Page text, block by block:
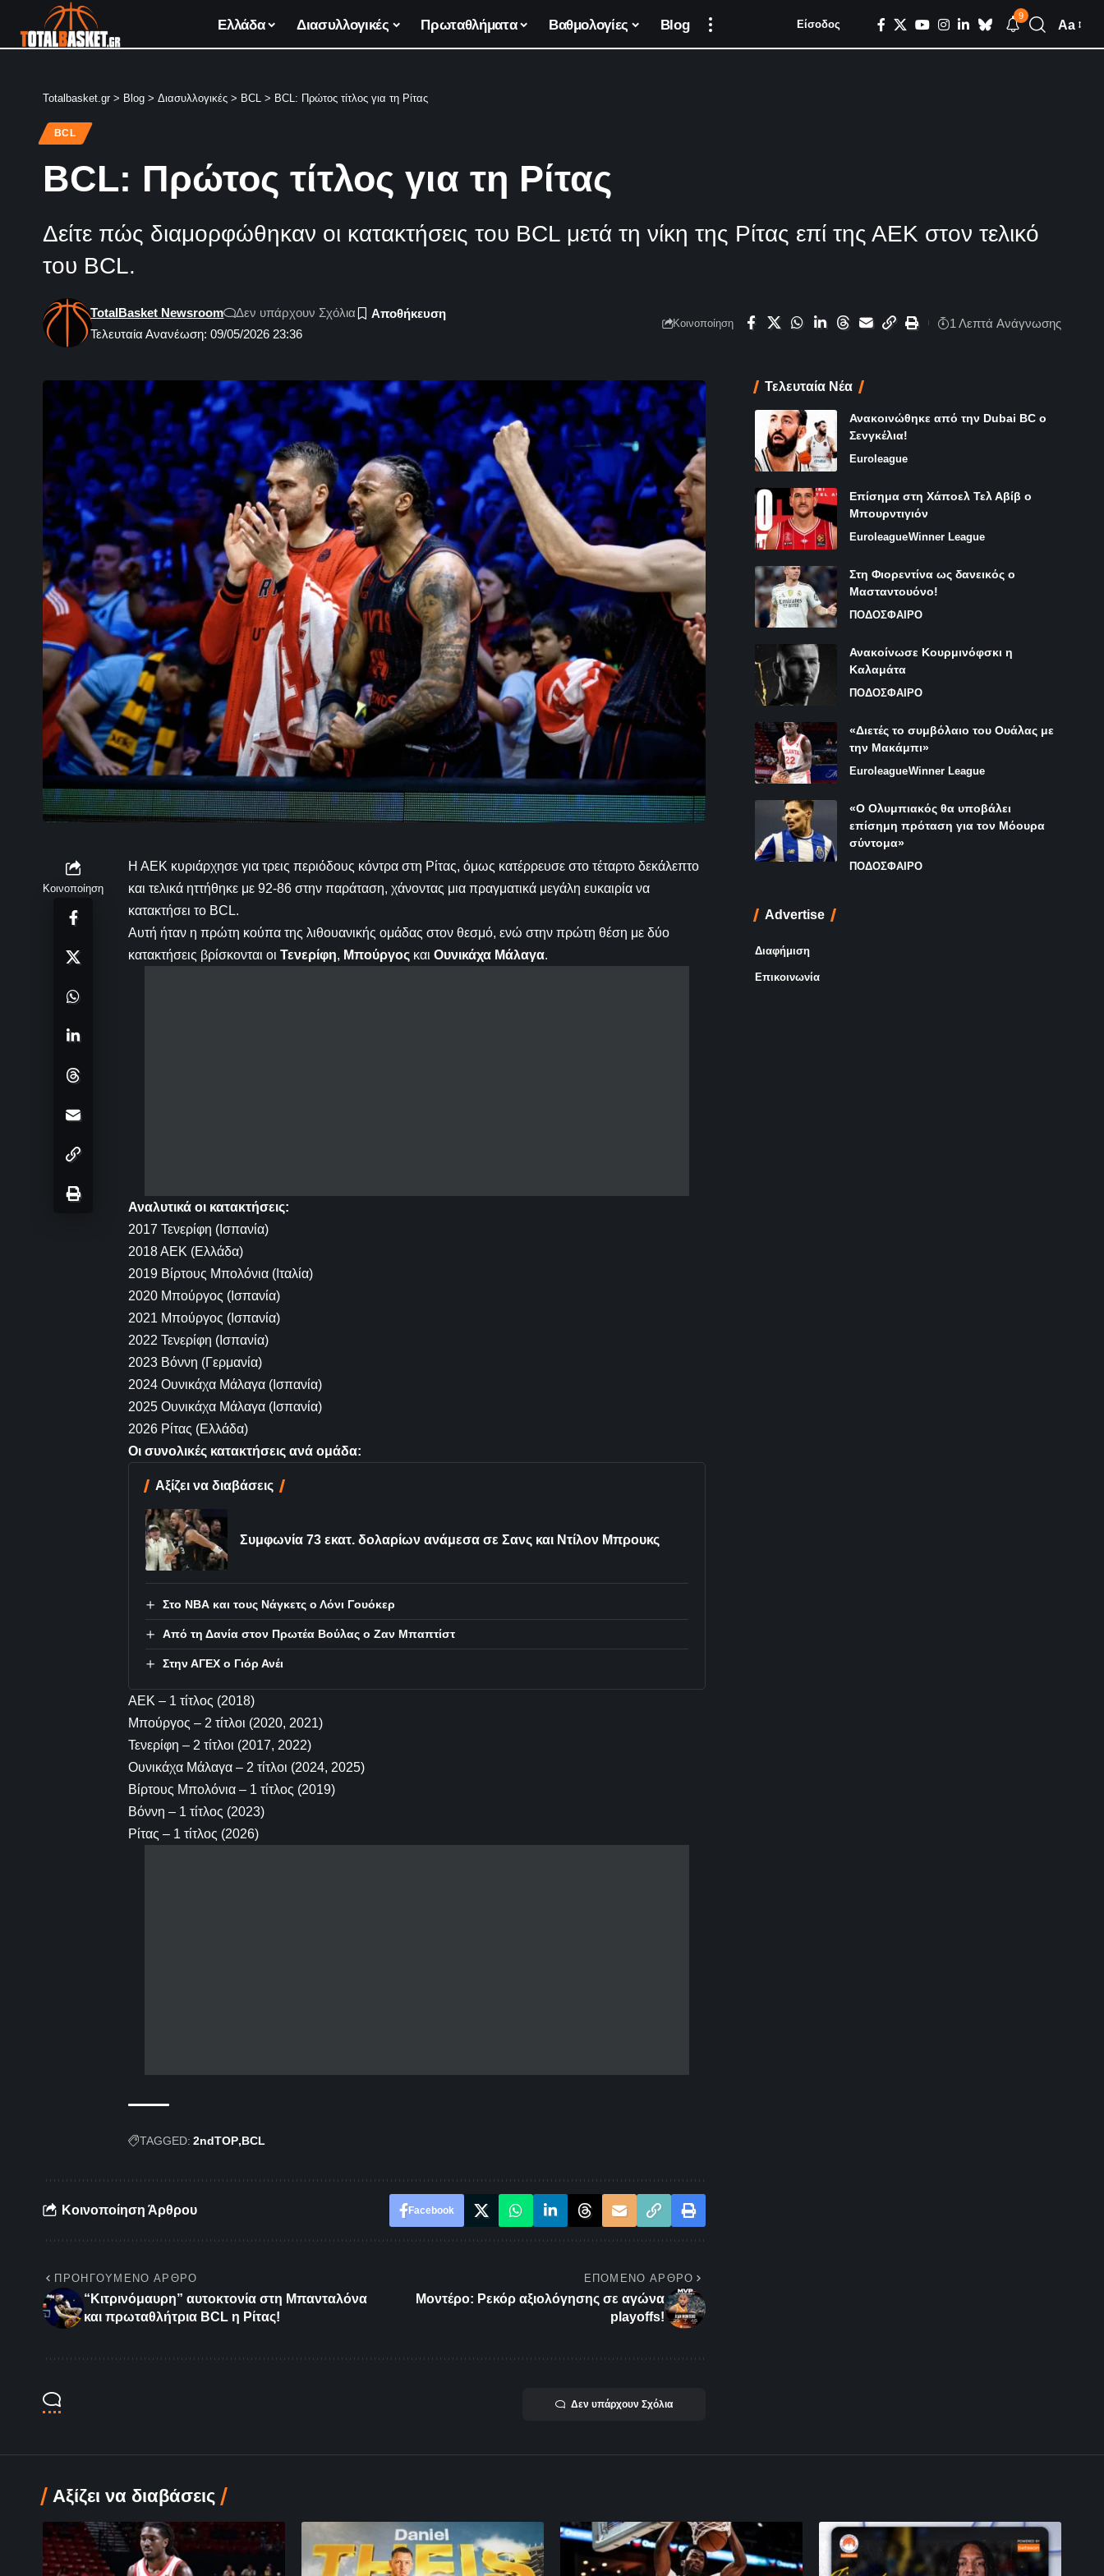
Ελλάδα Διασυλλογικές Πρωταθλήματα Βαθμολογίες Blog Είσοδος
9
Aa
Totalbasket.gr > Blog > Διασυλλογικές > BCL > ΒCL: Πρώτος τίτλος για τη Ρίτας
BCL
ΒCL: Πρώτος τίτλος για τη Ρίτας
Δείτε πώς διαμορφώθηκαν οι κατακτήσεις του BCL μετά τη νίκη της Ρίτας επί της ΑΕΚ στον τελικό
του ΒCL.
Τελευταία Ανανέωση: 09/05/2026 23:36
TotalBasket Newsroom Δεν υπάρχουν Σχόλια
Κοινοποίηση 1 Λεπτά Aνάγνωσης
Κοινοποίηση
Η ΑΕΚ κυριάρχησε για τρεις περιόδους κόντρα στη Ρίτας, όμως κατέρρευσε στο τέταρτο δεκάλεπτο
και τελικά ηττήθηκε με 92-86 στην παράταση, χάνοντας μια πραγματικά μεγάλη ευκαιρία να
κατακτήσει το BCL.
Αυτή ήταν η πρώτη κούπα της λιθουανικής ομάδας στον θεσμό, ενώ στην πρώτη θέση με δύο
κατακτήσεις βρίσκονται οι Τενερίφη, Μπούργος και Ουνικάχα Μάλαγα.
Αναλυτικά οι κατακτήσεις:
2017 Τενερίφη (Ισπανία)
2018 ΑΕΚ (Ελλάδα)
2019 Βίρτους Μπολόνια (Ιταλία)
2020 Μπούργος (Ισπανία)
2021 Μπούργος (Ισπανία)
2022 Τενερίφη (Ισπανία)
2023 Βόννη (Γερμανία)
2024 Ουνικάχα Μάλαγα (Ισπανία)
2025 Oυνικάχα Μάλαγα (Ισπανία)
2026 Ρίτας (Ελλάδα)
Οι συνολικές κατακτήσεις ανά ομάδα:
Αξίζει να διαβάσεις
Συμφωνία 73 εκατ. δολαρίων ανάμεσα σε Σανς και Ντίλον Μπρουκς
Στο ΝΒΑ και τους Νάγκετς ο Λόνι Γουόκερ
Από τη Δανία στον Πρωτέα Βούλας ο Ζαν Μπαπτίστ
Στην ΑΓΕΧ ο Γιόρ Ανέι
ΑΕΚ – 1 τίτλος (2018)
Μπούργος – 2 τίτλοι (2020, 2021)
Τενερίφη – 2 τίτλοι (2017, 2022)
Ουνικάχα Μάλαγα – 2 τίτλοι (2024, 2025)
Βίρτους Μπολόνια – 1 τίτλος (2019)
Βόννη – 1 τίτλος (2023)
Ρίτας – 1 τίτλος (2026)
TAGGED: 2ndTOP BCL
Κοινοποίηση Άρθρου Facebook
ΠΡΟΗΓΟΎΜΕΝΟ ΆΡΘΡΟ
“Κιτρινόμαυρη” αυτοκτονία στη Μπανταλόνα
και πρωταθλήτρια BCL η Ρίτας!
ΕΠΌΜΕΝΟ ΆΡΘΡΟ
Μοντέρο: Ρεκόρ αξιολόγησης σε αγώνα
playoffs!
Δεν υπάρχουν Σχόλια
Τελευταία Νέα
Ανακοινώθηκε από την Dubai BC ο
Σενγκέλια!
Euroleague
Επίσημα στη Χάποελ Τελ Αβίβ ο
Μπουρντιγιόν
EuroleagueWinner League
Στη Φιορεντίνα ως δανεικός ο
Μασταντουόνο!
ΠΟΔΟΣΦΑΙΡΟ
Ανακοίνωσε Κουρμινόφσκι η
Καλαμάτα
ΠΟΔΟΣΦΑΙΡΟ
«Διετές το συμβόλαιο του Ουάλας με
την Μακάμπι»
EuroleagueWinner League
«Ο Ολυμπιακός θα υποβάλει
επίσημη πρόταση για τον Μόουρα
σύντομα»
ΠΟΔΟΣΦΑΙΡΟ
Advertise
Διαφήμιση
Επικοινωνία
Αξίζει να διαβάσεις